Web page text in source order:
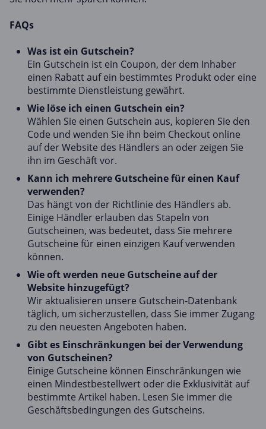
FAQs
Was ist ein Gutschein?
Ein Gutschein ist ein Coupon, der dem Inhaber
einen Rabatt auf ein bestimmtes Produkt oder eine
bestimmte Dienstleistung gewährt.
Wie löse ich einen Gutschein ein?
Wählen Sie einen Gutschein aus, kopieren Sie den
Code und wenden Sie ihn beim Checkout online
auf der Website des Händlers an oder zeigen Sie
ihn im Geschäft vor.
Kann ich mehrere Gutscheine für einen Kauf
verwenden?
Das hängt von der Richtlinie des Händlers ab.
Einige Händler erlauben das Stapeln von
Gutscheinen, was bedeutet, dass Sie mehrere
Gutscheine für einen einzigen Kauf verwenden
können.
Wie oft werden neue Gutscheine auf der
Website hinzugefügt?
Wir aktualisieren unsere Gutschein-Datenbank
täglich, um sicherzustellen, dass Sie immer Zugang
zu den neuesten Angeboten haben.
Gibt es Einschränkungen bei der Verwendung
von Gutscheinen?
Einige Gutscheine können Einschränkungen wie
einen Mindestbestellwert oder die Exklusivität auf
bestimmte Artikel haben. Lesen Sie immer die
Geschäftsbedingungen des Gutscheins.